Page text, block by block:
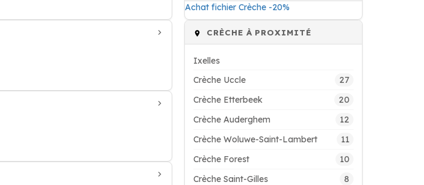
Achat fichier Crèche -20%
CRÈCHE À PROXIMITÉ
Ixelles
Crèche Uccle
27
Crèche Etterbeek 20
Crèche Auderghem 12
Crèche Woluwe-Saint-Lambert 11
Crèche Forest 10
Crèche Saint-Gilles 8